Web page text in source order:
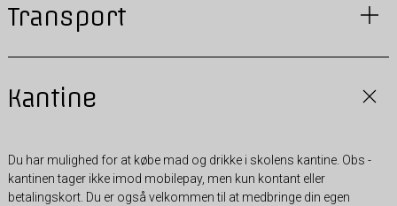
Transport
Kantine
Du har mulighed for at købe mad og drikke i skolens kantine. Obs -
kantinen tager ikke imod mobilepay, men kun kontant eller
betalingskort. Du er også velkommen til at medbringe din egen